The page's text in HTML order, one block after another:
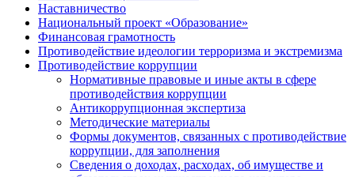
Наставничество
Национальный проект «Образование»
Финансовая грамотность
Противодействие идеологии терроризма и экстремизма
Противодействие коррупции
Нормативные правовые и иные акты в сфере
противодействия коррупции
Антикоррупционная экспертиза
Методические материалы
Формы документов, связанных с противодействие
коррупции, для заполнения
Сведения о доходах, расходах, об имуществе и